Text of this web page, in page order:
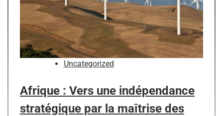
Uncategorized
Afrique : Vers une indépendance
stratégique par la maîtrise des